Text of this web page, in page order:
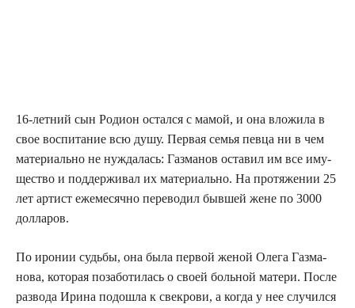
16-лет­ний сын Роди­он остал­ся с мамой, и она вло­жи­ла в
свое вос­пи­та­ние всю душу. Пер­вая семья пев­ца ни в чем
мате­ри­аль­но не нуж­да­лась: Газ­ма­нов оста­вил им все иму­
ще­ство и под­дер­жи­вал их мате­ри­аль­но. На про­тя­же­нии 25
лет артист еже­ме­сяч­но пере­во­дил быв­шей жене по 3000
долларов.
По иро­нии судь­бы, она была пер­вой женой Оле­га Газ­ма­
но­ва, кото­рая поза­бо­ти­лась о сво­ей боль­ной мате­ри. После
раз­во­да Ири­на подо­шла к све­кро­ви, а когда у нее слу­чил­ся